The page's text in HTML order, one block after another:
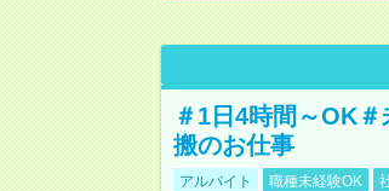
＃1日4時間～OK
搬のお仕事
アルバイト 職種未経験OK